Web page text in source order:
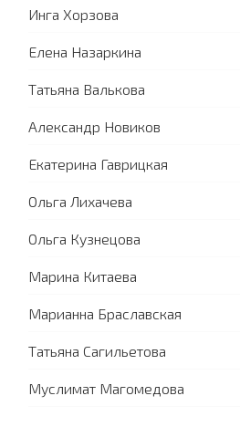
Инга Хорзова
Елена Назаркина
Татьяна Валькова
Александр Новиков
Екатерина Гаврицкая
Ольга Лихачева
Ольга Кузнецова
Марина Китаева
Марианна Браславская
Татьяна Сагильетова
Муслимат Магомедова